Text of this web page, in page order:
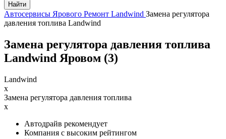
Найти
Автосервисы Ярового Ремонт Landwind Замена регулятора
давления топлива Landwind
Замена регулятора давления топлива
Landwind Яровом (3)
Landwind
x
Замена регулятора давления топлива
x
Автодрайв рекомендует
Компания с высоким рейтингом